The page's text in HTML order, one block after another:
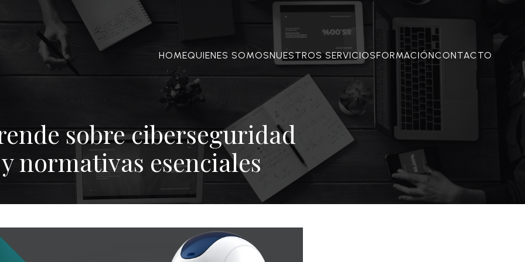
HOMEQUIENES SOMOSNUESTROS SERVICIOSFORMACIÓNCONTACTO
sobre ciberseguridad
y normativas esenciales